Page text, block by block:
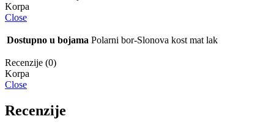
Close
Dostupno u bojama Polarni bor-Slonova kost mat lak
Recenzije (0)
Close
Recenzije